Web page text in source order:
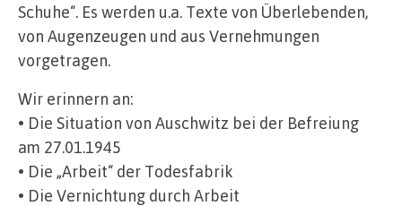
Schuhe“. Es werden u.a. Texte von Überlebenden,
von Augenzeugen und aus Vernehmungen
vorgetragen.
Wir erinnern an:
• Die Situation von Auschwitz bei der Befreiung
am 27.01.1945
• Die „Arbeit“ der Todesfabrik
• Die Vernichtung durch Arbeit